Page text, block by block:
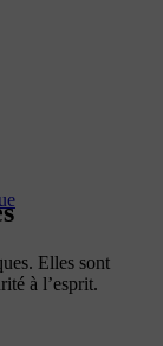
Elles sont
à l’esprit.